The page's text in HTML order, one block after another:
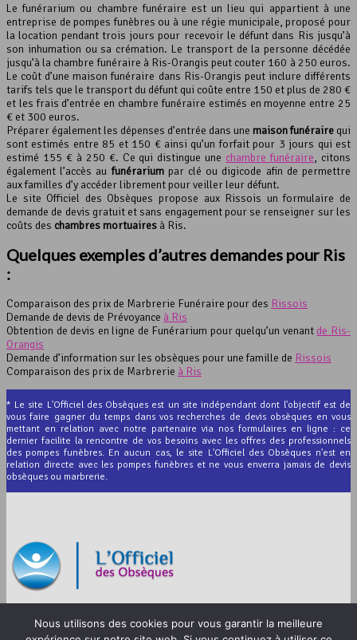
Le funérarium ou chambre funéraire est un lieu qui appartient à une
entreprise de pompes funèbres ou à une régie municipale, proposé pour
la location pendant trois jours pour recevoir le défunt dans Ris jusqu’à
son inhumation ou sa crémation. Le transport de la personne décédée
jusqu’à la chambre funéraire à Ris-Orangis peut couter 160 à 250 euros.
Le coût d’une maison funéraire dans Ris-Orangis peut inclure différents
tarifs tels que le transport du défunt qui coûte entre 150 et plus de 280 €
et les frais d’entrée en chambre funéraire estimés en moyenne entre 25
€ et 300 euros.
Préparer également les dépenses d’entrée dans une maison funéraire qui
sont estimés entre 85 et 150 € ainsi qu’un forfait pour 3 jours qui est
estimé 155 € à 250 €. Ce qui distingue une chambre funéraire, citons
également l’accès aufunérarium par clé ou digicode afin de permettre
aux familles d’y accéder librement pour veiller leur défunt.
Le site Officiel des Obsèques propose aux Rissois un formulaire de
demande de devis gratuit et sans engagement pour se renseigner sur les
coûts des chambres mortuaires à Ris.
Quelques exemples d’autres demandes pour Ris
:
Comparaison des prix de Marbrerie Funéraire pour des Rissois
Demande de devis de Prévoyance à Ris
Obtention de devis en ligne de Funérarium pour quelqu’un venant de Ris-
Orangis
Demande d’information sur les obsèques pour une famille de Rissois
Comparaison des prix de Marbrerie à Ris
* Le site L'Officiel des Obsèques est un site indépendant dont l'objectif est de
vous faire gagner du temps dans vos recherches de devis obsèques en vous
mettant en relation avec notre partenaire via nos formulaires en ligne : ce
dernier facilite la rencontre de vos besoins avec les offres des professionnels
des pompes funèbres. En aucun cas, le site L'Officiel des Obsèques n'est en
relation directe avec les pompes funèbres et ne vous enverra jamais de devis
obsèques ou marbrerie.
© 2012-2026 L’Officiel des Obsèques
Mentions légales
Nous utilisons des cookies pour vous garantir la meilleure